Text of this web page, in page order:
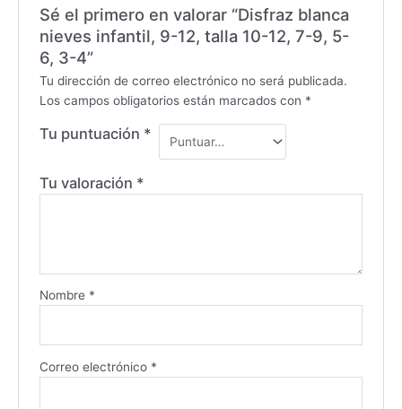
Sé el primero en valorar “Disfraz blanca
nieves infantil, 9-12, talla 10-12, 7-9, 5-
6, 3-4”
Tu dirección de correo electrónico no será publicada.
Los campos obligatorios están marcados con *
Tu puntuación *
Tu valoración *
Nombre *
Correo electrónico *